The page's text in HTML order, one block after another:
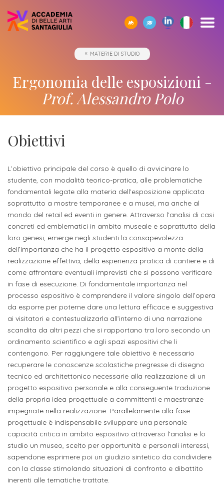
CERCA
Accademia
studio
Docenti
Rivista
IO01
allo
studente
Internazionalizzazione
Aziende
e stage
News
Orientamento
Contatti
Accademia
SantaGiulia
Messaggio
del
Statuto
Regolamento
Didattico
Autorizzazioni
Ministeriali
Nucleo
di
Valutazione
ECTS
Manualistica
Organigramma
Laboratori
e
sede
TERZA
DI
ACCADEMIA
SANTAGIULIA
Tutti
trienni,
specialistici
e
Master
di
Accademia
SantaGiulia
DIPARTIMENTI
Dipartimento
di
Arti
Visive
Dipartimento
di
Comunicazione
e
Didattica
dell'arte
Dipartimento
di
Docenti
Accademia
Progetti
Terza
Missione
ERASMUS+
Reclutamento
TECNOLOGICO
IO01
tecnologico
Borse
di
Collaborazioni
studentesche
Finanziamento
"per
Merito"
Concorsi
Progetti
Terza
Missione
OPPORTUNITÀ
INTERNAZIONALI
ERASMUS+
SERVIZI
ALLO
Inclusione
Carriera
Alias
Iscrizione
ERASMUS+
AZIENDE
professionali
Modulistica
Registra
l'azienda
Invia
proposta
di
Stage
Apprendistato
per
le
Aziende
Login
aziende
OPPORTUNITÀ
PER
STUDENTI
Stage
attivabili
Opportunità
EVENTI
ed
in
e
fuori
sede
DIREZIONE
Day
attività
orientamento
Appuntamenti
ONE-
TO-
ONE
Iscrizione
a
corsi
singoli
Gli
step
per
diventare
un
nostro
studente
Iscriviti
alla
DISPOSIZIONE
dell'Accademia
Siamo
Richiedi
Informazioni
Iscriviti
alla
Newsletter
IN
ACCADEMIA
Come
Iscriversi
Gli
step
per
diventare
un
nostro
studente
possibile
futuro
studente
genitore
di
uno
studente
studente
iscritto
docente
referente
d'azienda
MATERIE DI STUDIO
Ergonomia delle esposizioni -
Prof. Alessandro Polo
Obiettivi
L’obiettivo principale del corso è quello di avvicinare lo
studente, con modalità teorico-pratica, alle problematiche
fondamentali legate alla materia dell’esposizione applicata
soprattutto a mostre temporanee e a musei, ma anche al
mondo del retail ed eventi in genere. Attraverso l’analisi di casi
concreti ed emblematici in ambito museale e soprattutto della
loro genesi, emerge negli studenti la consapevolezza
dell’importanza che ha il progetto espositivo a monte della
realizzazione effettiva, della esperienza pratica di cantiere e di
come affrontare eventuali imprevisti che si possono verificare
in fase di esecuzione. Di fondamentale importanza nel
processo espositivo è comprendere il valore singolo dell’opera
da esporre per poterne dare una lettura efficace e suggestiva
ai visitatori e contestualizzarla all’interno di una narrazione
scandita da altri pezzi che si rapportano tra loro secondo un
ordinamento scientifico e agli spazi espositivi che li
contengono. Per raggiungere tale obiettivo è necessario
recuperare le conoscenze scolastiche pregresse di disegno
tecnico ed architettonico necessarie alla realizzazione di un
progetto espositivo personale e alla conseguente traduzione
della propria idea progettuale a committenti e maestranze
impegnate nella realizzazione. Parallelamente alla fase
progettuale è indispensabile sviluppare una personale
capacità critica in ambito espositivo attraverso l’analisi e lo
studio un museo, scelto per opportunità e personali interessi,
sapendone esprimere poi un giudizio sintetico da condividere
con la classe stimolando situazioni di confronto e dibattito
inerenti alle tematiche trattate.